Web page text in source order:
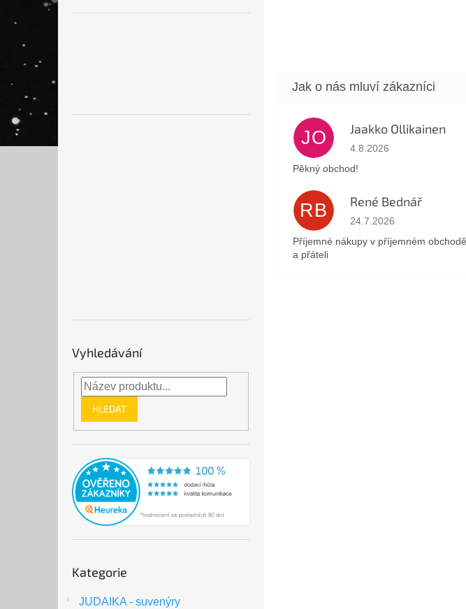
Vyhledávání
HLEDAT
kategorie
Kategorie
JUDAIKA - suvenýry
JO Jaakko Ollikainen
Hodnocení obchodu je 5 z
4.8.2026
Pěkný obchod!
RB René Bednář
Hodnocení obchodu je 5 z
24.7.2026
Příjemné nákupy v příjemném
a přáteli